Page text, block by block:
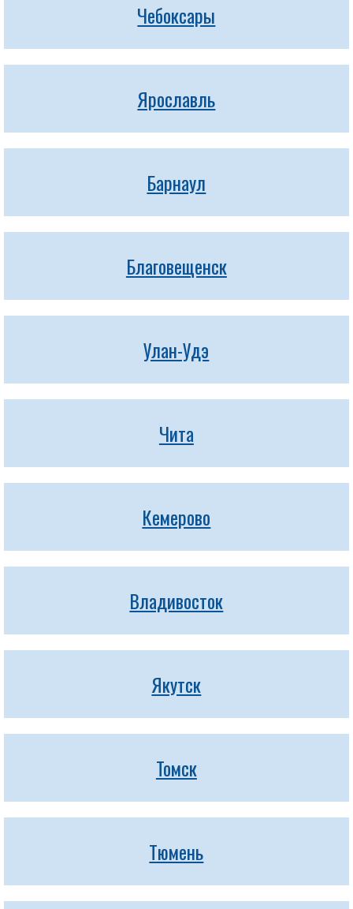
Чебоксары
Ярославль
Барнаул
Благовещенск
Улан-Удэ
Чита
Кемерово
Владивосток
Якутск
Томск
Тюмень